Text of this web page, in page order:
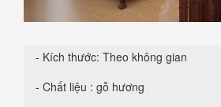
- Kích thước: Theo không gian
- Chất liệu : gỗ hương